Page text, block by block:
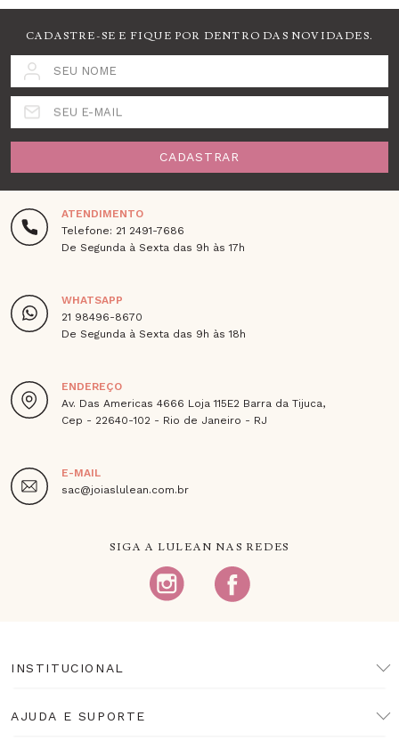
CADASTRE-SE E FIQUE POR DENTRO DAS NOVIDADES.
SEU NOME
SEU E-MAIL
CADASTRAR
ATENDIMENTO
Telefone: 21 2491-7686
De Segunda à Sexta das 9h às 17h
WHATSAPP
21 98496-8670
De Segunda à Sexta das 9h às 18h
ENDEREÇO
Av. Das Americas 4666 Loja 115E2 Barra da Tijuca,
Cep - 22640-102 - Rio de Janeiro - RJ
E-MAIL
sac@joiaslulean.com.br
SIGA A LULEAN NAS REDES
INSTITUCIONAL
AJUDA E SUPORTE